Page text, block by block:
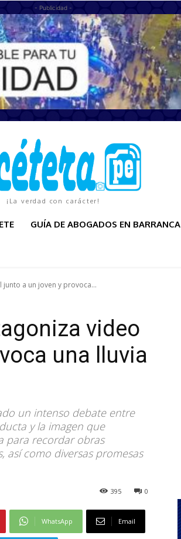
- Publicidad -
¡La verdad con carácter!
GUÍA DE ABOGADOS EN BARRANCA
a un joven y provoca...
video
una lluvia
un intenso debate entre
y la imagen que
para recordar obras
así como diversas promesas
0
395
WhatsApp Email